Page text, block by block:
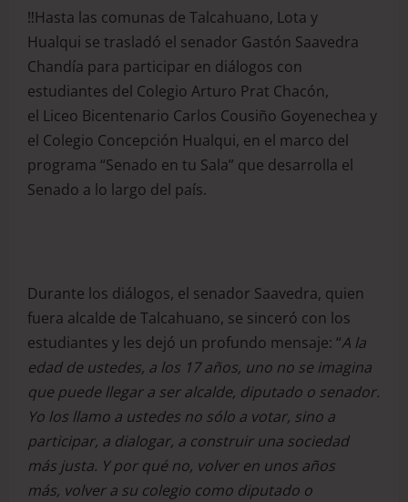
‼️Hasta las comunas de Talcahuano, Lota y
Hualqui se trasladó el senador Gastón Saavedra
Chandía para participar en diálogos con
estudiantes del Colegio Arturo Prat Chacón,
el Liceo Bicentenario Carlos Cousiño Goyenechea y
el Colegio Concepción Hualqui, en el marco del
programa “Senado en tu Sala” que desarrolla el
Senado a lo largo del país.
Durante los diálogos, el senador Saavedra, quien
fuera alcalde de Talcahuano, se sinceró con los
estudiantes y les dejó un profundo mensaje: “A la
edad de ustedes, a los 17 años, uno no se imagina
que puede llegar a ser alcalde, diputado o senador.
Yo los llamo a ustedes no sólo a votar, sino a
participar, a dialogar, a construir una sociedad
más justa. Y por qué no, volver en unos años
más, volver a su colegio como diputado o